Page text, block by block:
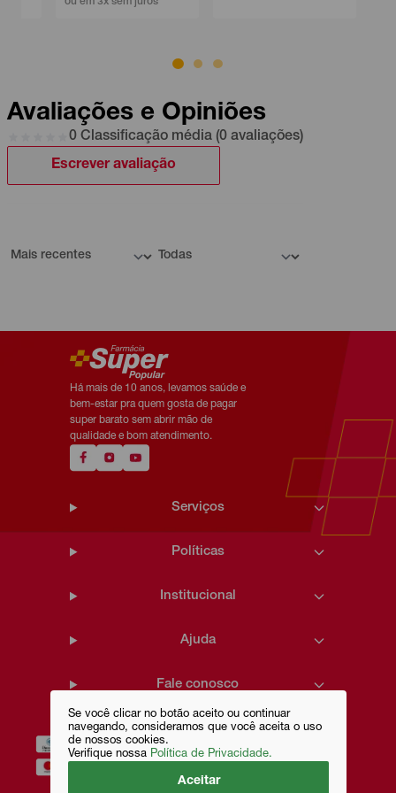
Se você clicar no botão aceito ou continuar
navegando, consideramos que você aceita o uso
de nossos cookies.
Verifique nossa Política de Privacidade.
Aceitar
Avaliações e Opiniões
0 Classificação média (0 avaliações)
Escrever avaliação
Há mais de 10 anos, levamos saúde e
bem-estar pra quem gosta de pagar
super barato sem abrir mão de
qualidade e bom atendimento.
Serviços
Políticas
Institucional
Ajuda
Fale conosco